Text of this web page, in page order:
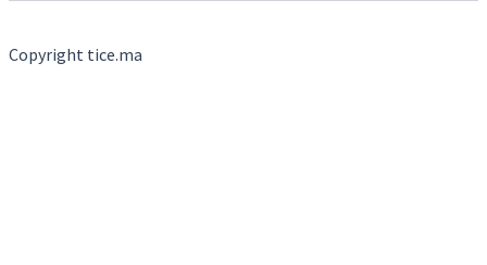
Copyright tice.ma